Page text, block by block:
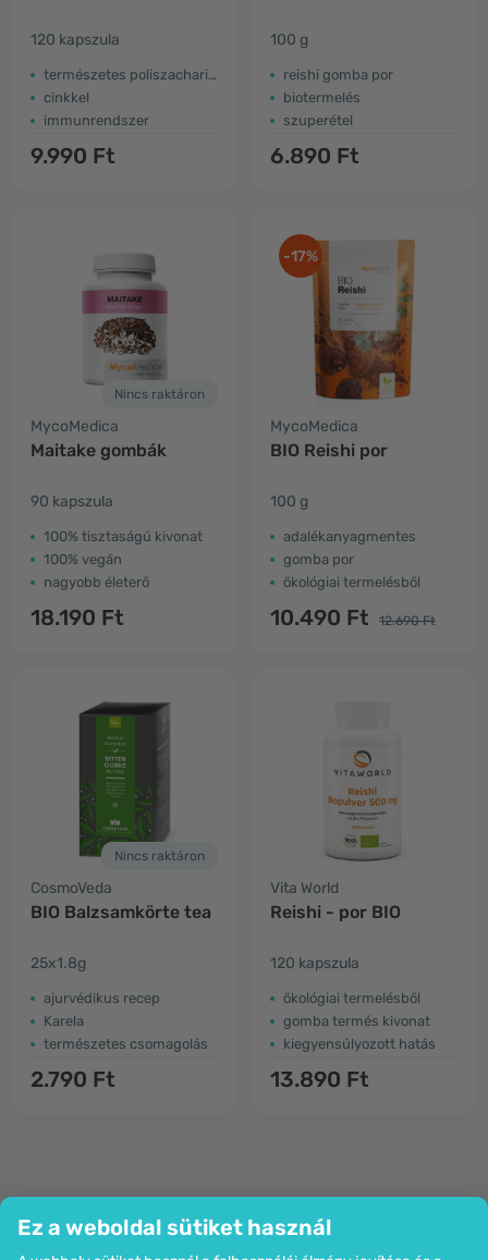
Ez a weboldal sütiket használ
120 kapszula
természetes poliszacharidok
cinkkel
immunrendszer
9.990 Ft
100 g
reishi gomba por
biotermelés
szuperétel
6.890 Ft
Nincs raktáron
MycoMedica
Maitake gombák
90 kapszula
​100% tisztaságú kivonat
100% vegán
nagyobb életerő
18.190 Ft
-17%
MycoMedica
BIO Reishi por
100 g
adalékanyagmentes
gomba por
ökológiai termelésből
10.490 Ft 12.690 Ft
Nincs raktáron
CosmoVeda
BIO Balzsamkörte tea
25x1.8g
ajurvédikus recep
Karela
természetes csomagolás
2.790 Ft
Vita World
Reishi - por BIO
120 kapszula
ökológiai termelésből
gomba termés kivonat
kiegyensúlyozott hatás
13.890 Ft